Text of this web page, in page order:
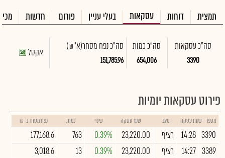
תמצית דוחות עסקאות בעלי עניין פורום חדשות
סה"כ עסקאות
3390
סה"כ כמות
654,006
סה"כ נפח מסחר(א' ₪)
151,785.96
אקסל
פירוט עסקאות יומיות
מספר שעת עסקה מצב שער עסקה שינוי כמות נפח מסחר ב- ₪
3390
14:28 רציף 23,220.00
0.39%
763
177,168.6
3389
14:27 רציף 23,220.00
0.39%
13
3,018.6